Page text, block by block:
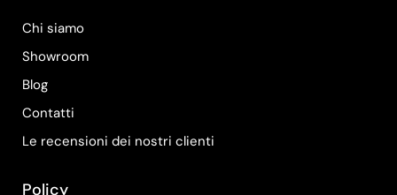
Chi siamo
Showroom
Blog
Contatti
Le recensioni dei nostri clienti
Policy